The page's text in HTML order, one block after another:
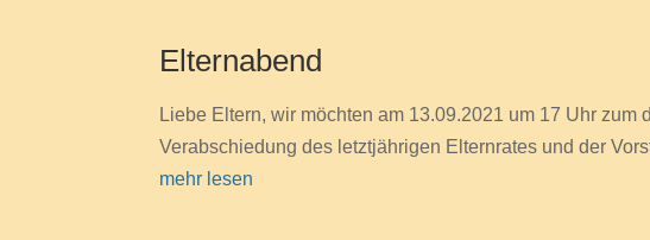
Elternabend
Liebe Eltern, wir möchten am 13.09.2021 um 17 Uhr
Verabschiedung des letztjährigen Elternrates und der
mehr lesen